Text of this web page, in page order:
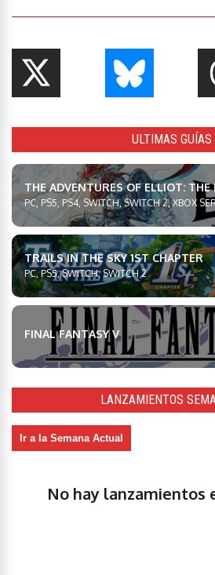
ULTIMAS GUÍAS
THE ADVENTURES OF ELLIOT:
PC, PS5, PS4, SWITCH, SWITCH 2, XBOX
TRAILS IN THE SKY 1ST CHAPTER
PC, PS5, SWITCH, SWITCH 2
FINAL FANTASY V
LANZAMIENTOS
Ir a la Semana Actual
No hay lanzamientos